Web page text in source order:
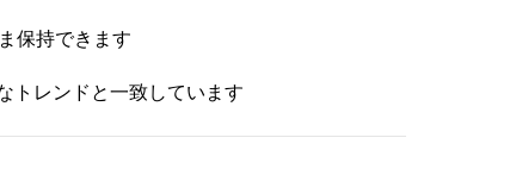
保持できます
トレンドと一致しています